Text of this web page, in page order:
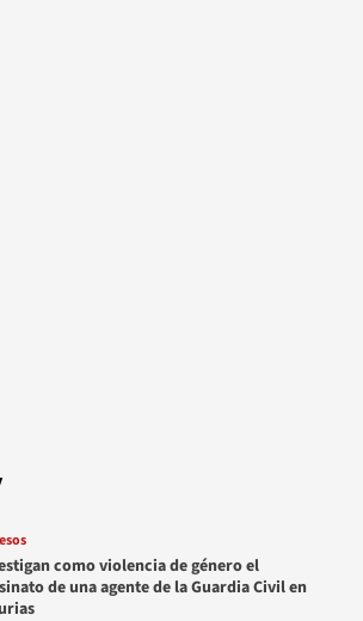
como violencia de género el
de una agente de la Guardia Civil en